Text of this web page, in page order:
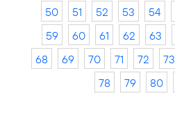
50
51 52 53 54
59
60 61 62 63
68
69 70 71 72 73
78
79 80